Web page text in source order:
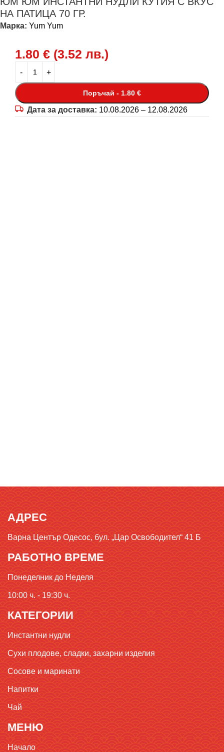
НА ПАТИЦА 70 ГР.
Марка: Yum Yum
1.80 € (3.52 лв.)
Поръчай - 1.80 €
Дата за доставка: 10.08.2026 – 12.08.2026
АДРЕС
Варна Център Одесос, бул. „Цар Освободител“ 41 Б
РАБОТНО ВРЕМЕ
Понеделник до Неделя
10:00 ч. - 19:30 ч.
КАТЕГОРИИ
Инстантни нудли
Сухи плодове, сладки, захарни изделия
Сосове и маринати
Напитки
Чай
МЕНЮ
Начало